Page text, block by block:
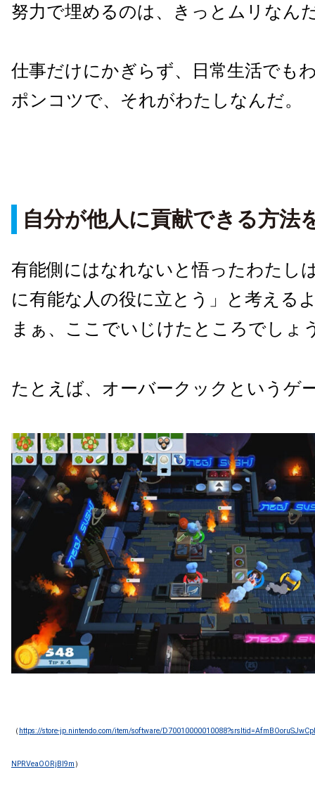
努力で埋めるのは、きっとムリなん
仕事だけにかぎらず、日常生活でも
ポンコツで、それがわたしなんだ。
自分が他人に貢献できる方法
有能側にはなれないと悟ったわたし
に有能な人の役に立とう」と考える
まぁ、ここでいじけたところでしょ
たとえば、オーバークックというゲ
（https://store-jp.nintendo.com/item/software/
NPRVeaOORjBI9m）